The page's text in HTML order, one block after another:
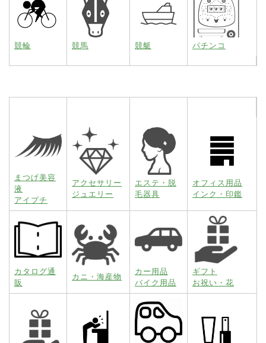
競輪 競馬 競艇 パチンコ
まつげ美容
液
アイプチ
アクセサリー
ジュエリー
エステ・脱
毛器具
オフィス用品
インク・印鑑
カタログ通
販
カニ・海産物
カー用品
バイク用品
ギフト
お祝い・花